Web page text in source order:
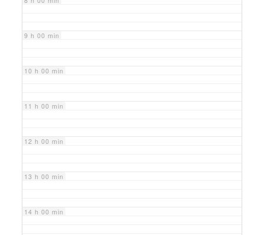
9 h 00 min
10 h 00 min
11 h 00 min
12 h 00 min
13 h 00 min
14 h 00 min